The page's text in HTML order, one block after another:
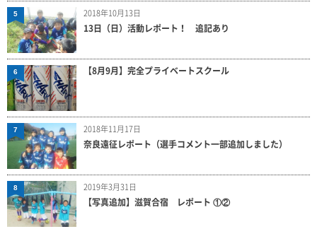
2018年10月13日
13日（日）活動レポート！ 追記あり
5
【8月9月】完全プライベートスクール
6
2018年11月17日
奈良遠征レポート（選手コメント一部追加しました）
7
2019年3月31日
【写真追加】滋賀合宿 レポート ①②
8